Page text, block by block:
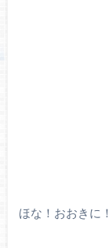
ほな！おおきに！